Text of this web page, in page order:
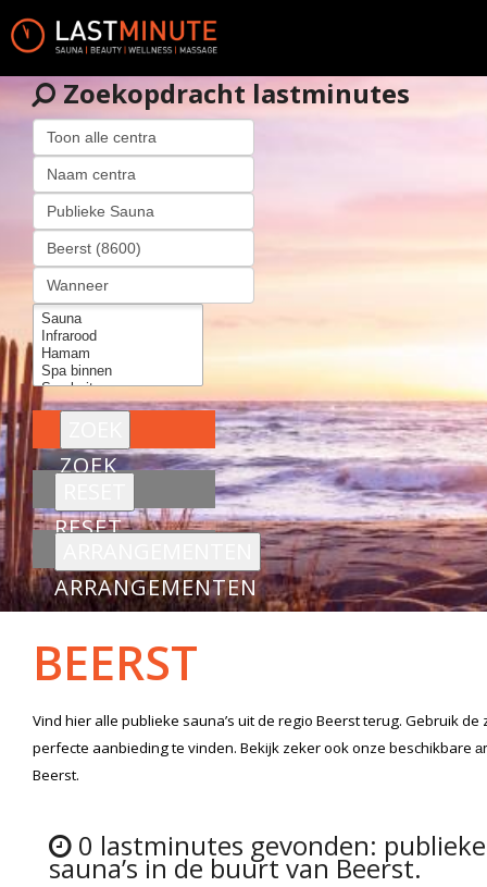
Zoekopdracht lastminutes
ZOEK
RESET
ARRANGEMENTEN
BEERST
Vind hier alle publieke sauna’s uit de regio Beerstterug. Gebruik de
perfecte aanbieding te vinden. Bekijk zeker ook onze beschikbare
Beerst.
0 lastminutes gevonden: publieke
sauna’s in de buurt van Beerst.